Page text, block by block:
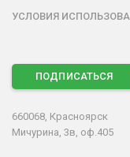
УСЛОВИЯ
ПОДПИСАТЬСЯ
660068, Красноярск
Мичурина, 3в, оф.405